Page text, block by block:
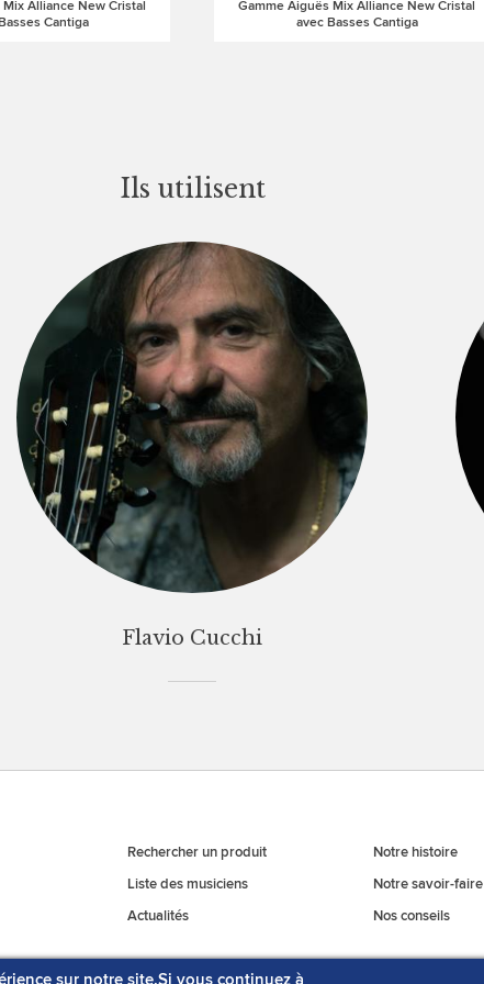
Alliance New Cristal
Cantiga
Gamme Aiguës Mix Alliance New Cristal
avec Basses Cantiga
Ils utilisent
Flavio Cucchi
Rechercher un produit
Liste des musiciens
Actualités
Notre histoire
Notre savoir-faire
Nos conseils
sur notre site.Si vous continuez à